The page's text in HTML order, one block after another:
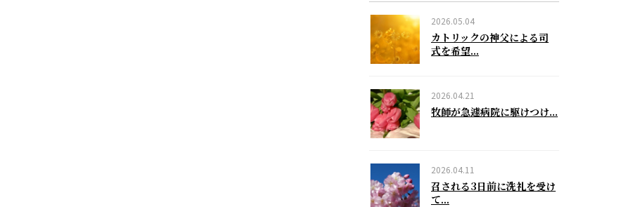
2026.05.04
カトリックの神父による司
式を希望...
2026.04.21
牧師が急遽病院に駆けつけ...
2026.04.11
召される3日前に洗礼を受け
て...